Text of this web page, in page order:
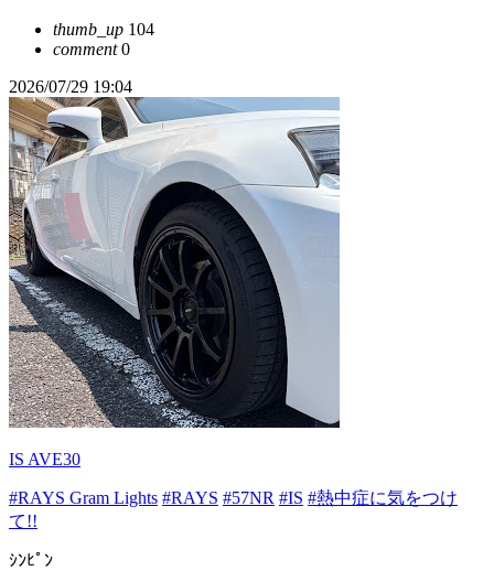
thumb_up 104
comment0
2026/07/29 19:04
IS AVE30
#RAYS Gram Lights #RAYS #57NR #IS #熱中症に気をつけ
て!!
ｼﾝﾋﾟﾝ